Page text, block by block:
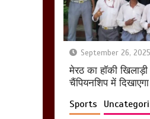
September 26, 2025
मेरठ का हाॅकी
चैंपियनशिप में
Sports